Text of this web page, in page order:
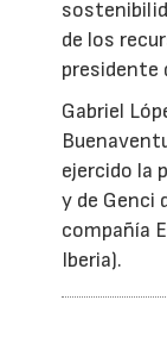
de los
presidente
Gabriel
ejercido la
y de Genci
compañía
Iberia).